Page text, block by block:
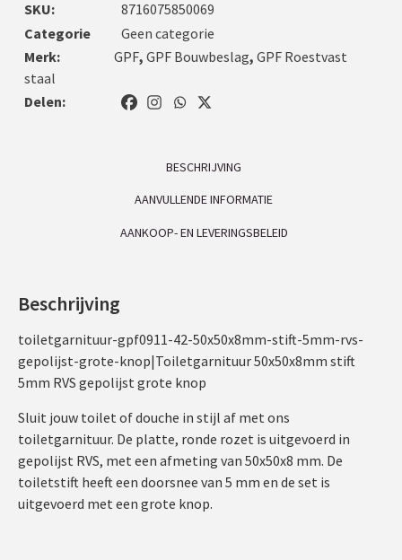
SKU:
8716075850069
Categorie
Geen categorie
Merk:
GPF, GPF Bouwbeslag, GPF Roestvast
staal
Delen:
BESCHRIJVING
AANVULLENDE INFORMATIE
AANKOOP- EN LEVERINGSBELEID
Beschrijving
toiletgarnituur-gpf0911-42-50x50x8mm-stift-5mm-rvs-
gepolijst-grote-knop|Toiletgarnituur 50x50x8mm stift
5mm RVS gepolijst grote knop
Sluit jouw toilet of douche in stijl af met ons
toiletgarnituur. De platte, ronde rozet is uitgevoerd in
gepolijst RVS, met een afmeting van 50x50x8 mm. De
toiletstift heeft een doorsnee van 5 mm en de set is
uitgevoerd met een grote knop.